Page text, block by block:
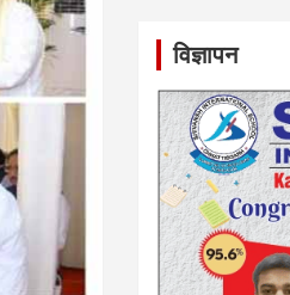
विज्ञापन